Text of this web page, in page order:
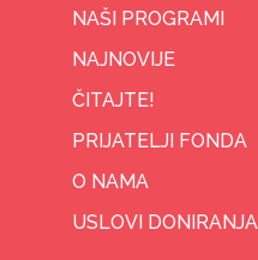
NAŠI PROGRAMI
NAJNOVIJE
ČITAJTE!
PRIJATELJI FONDA
O NAMA
USLOVI DONIRANJA